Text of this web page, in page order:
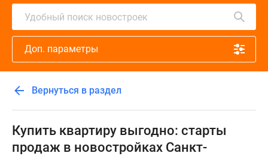
Медиа
проекте
Контакты
Реклама
сайте
Дзен
Продавцы
Удобный поиск новостроек
Доп. параметры
Вернуться в раздел
Купить квартиру выгодно: старты
продаж в новостройках Санкт-